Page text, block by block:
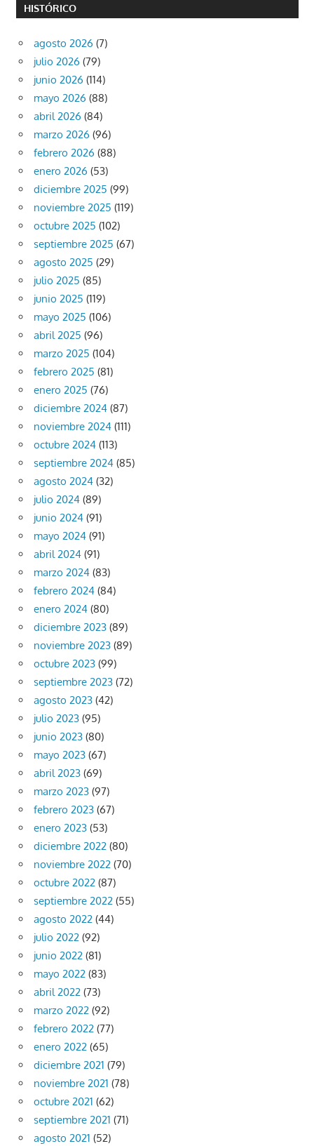
HISTÓRICO
agosto 2026 (7)
julio 2026 (79)
junio 2026 (114)
mayo 2026 (88)
abril 2026 (84)
marzo 2026 (96)
febrero 2026 (88)
enero 2026 (53)
diciembre 2025 (99)
noviembre 2025 (119)
octubre 2025 (102)
septiembre 2025 (67)
agosto 2025 (29)
julio 2025 (85)
junio 2025 (119)
mayo 2025 (106)
abril 2025 (96)
marzo 2025 (104)
febrero 2025 (81)
enero 2025 (76)
diciembre 2024 (87)
noviembre 2024 (111)
octubre 2024 (113)
septiembre 2024 (85)
agosto 2024 (32)
julio 2024 (89)
junio 2024 (91)
mayo 2024 (91)
abril 2024 (91)
marzo 2024 (83)
febrero 2024 (84)
enero 2024 (80)
diciembre 2023 (89)
noviembre 2023 (89)
octubre 2023 (99)
septiembre 2023 (72)
agosto 2023 (42)
julio 2023 (95)
junio 2023 (80)
mayo 2023 (67)
abril 2023 (69)
marzo 2023 (97)
febrero 2023 (67)
enero 2023 (53)
diciembre 2022 (80)
noviembre 2022 (70)
octubre 2022 (87)
septiembre 2022 (55)
agosto 2022 (44)
julio 2022 (92)
junio 2022 (81)
mayo 2022 (83)
abril 2022 (73)
marzo 2022 (92)
febrero 2022 (77)
enero 2022 (65)
diciembre 2021 (79)
noviembre 2021 (78)
octubre 2021 (62)
septiembre 2021 (71)
agosto 2021 (52)